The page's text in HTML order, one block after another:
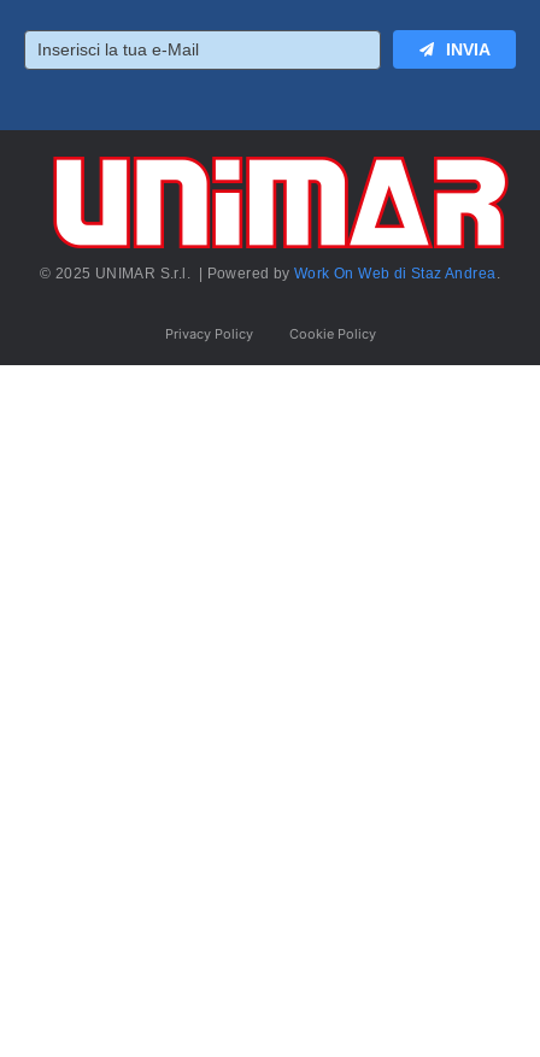
INVIA
© 2025 UNIMAR S.r.l. | Powered byWork On Web di Staz Andrea.
Privacy Policy Cookie Policy